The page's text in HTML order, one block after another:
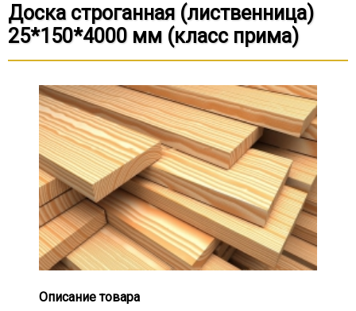
Доска строганная (лиственница)
25*150*4000 мм (класс прима)
Описание товара